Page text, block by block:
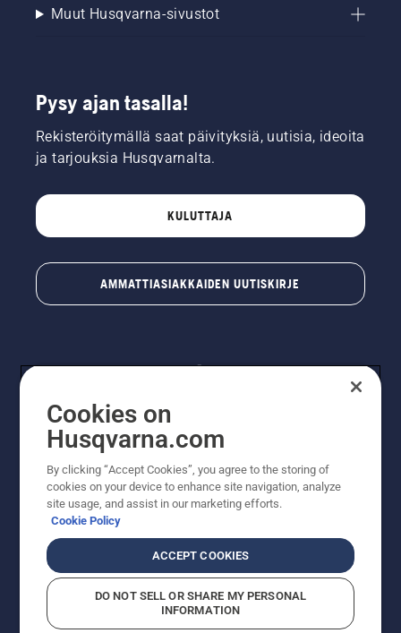
Muut Husqvarna-sivustot
Pysy ajan tasalla!
Rekisteröitymällä saat päivityksiä, uutisia, ideoita
ja tarjouksia Husqvarnalta.
KULUTTAJA
AMMATTIASIAKKAIDEN UUTISKIRJE
© Husqvarna AB (publ). Kaikki oikeudet pidätetään.
Hinnat ovat suositushintoja. Varaamme oikeudet
hintamuutoksiin, kirjoitus- ja sisältövirheisiin. Sivusto
pyritään pitämään mahdollisimman ajantasaisena ja
suositushintoja (sis. alv), ellei tuotetta voi ostaa
suoraan verkkosivustoltamme.
EvästekäytäntöKäyttöehdotTietosuojailmoitusTiedot
Epäillyistä rikkomuksista ilmoittaminen
Cookies on
Husqvarna.com
By clicking “Accept Cookies”, you agree to the storing of
cookies on your device to enhance site navigation, analyze
site usage, and assist in our marketing efforts.
Cookie Policy
ACCEPT COOKIES
DO NOT SELL OR SHARE MY PERSONAL
INFORMATION